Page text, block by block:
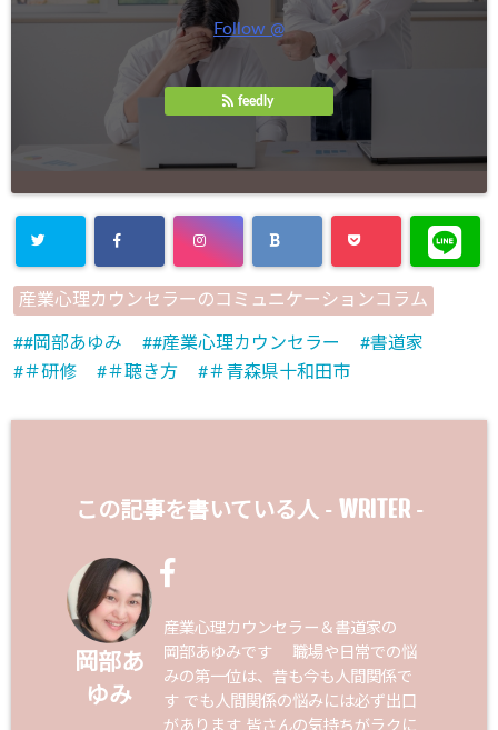
Follow @
feedly
産業心理カウンセラーのコミュニケーションコラム
#岡部あゆみ #産業心理カウンセラー
書道家
＃研修
＃聴き方 ＃青森県十和田市
この記事を書いている人 - WRITER-
岡部あ
ゆみ
産業心理カウンセラー＆書道家の
岡部あゆみです 職場や日常での悩
みの第一位は、昔も今も人間関係で
す でも人間関係の悩みには必ず出口
があります 皆さんの気持ちがラクに